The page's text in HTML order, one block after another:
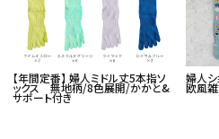
【年間定番】 婦人ミドル丈5本指ソ
ックス 無地柄/8色展開/かかと&
サポート付き
婦人
欧風